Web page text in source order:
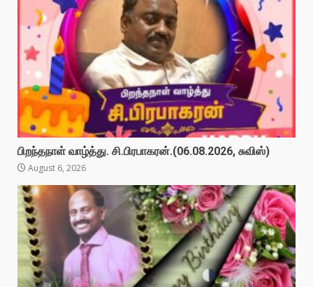
பிறந்தநாள் வாழ்த்து. சி.பிரபாகரன்.(06.08.2026, சுவிஸ்)
August 6, 2026